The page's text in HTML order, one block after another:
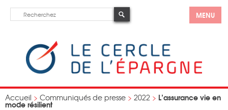
MENU
Accueil > Communiqués de presse > 2022 > L’assurance vie en
mode résilient